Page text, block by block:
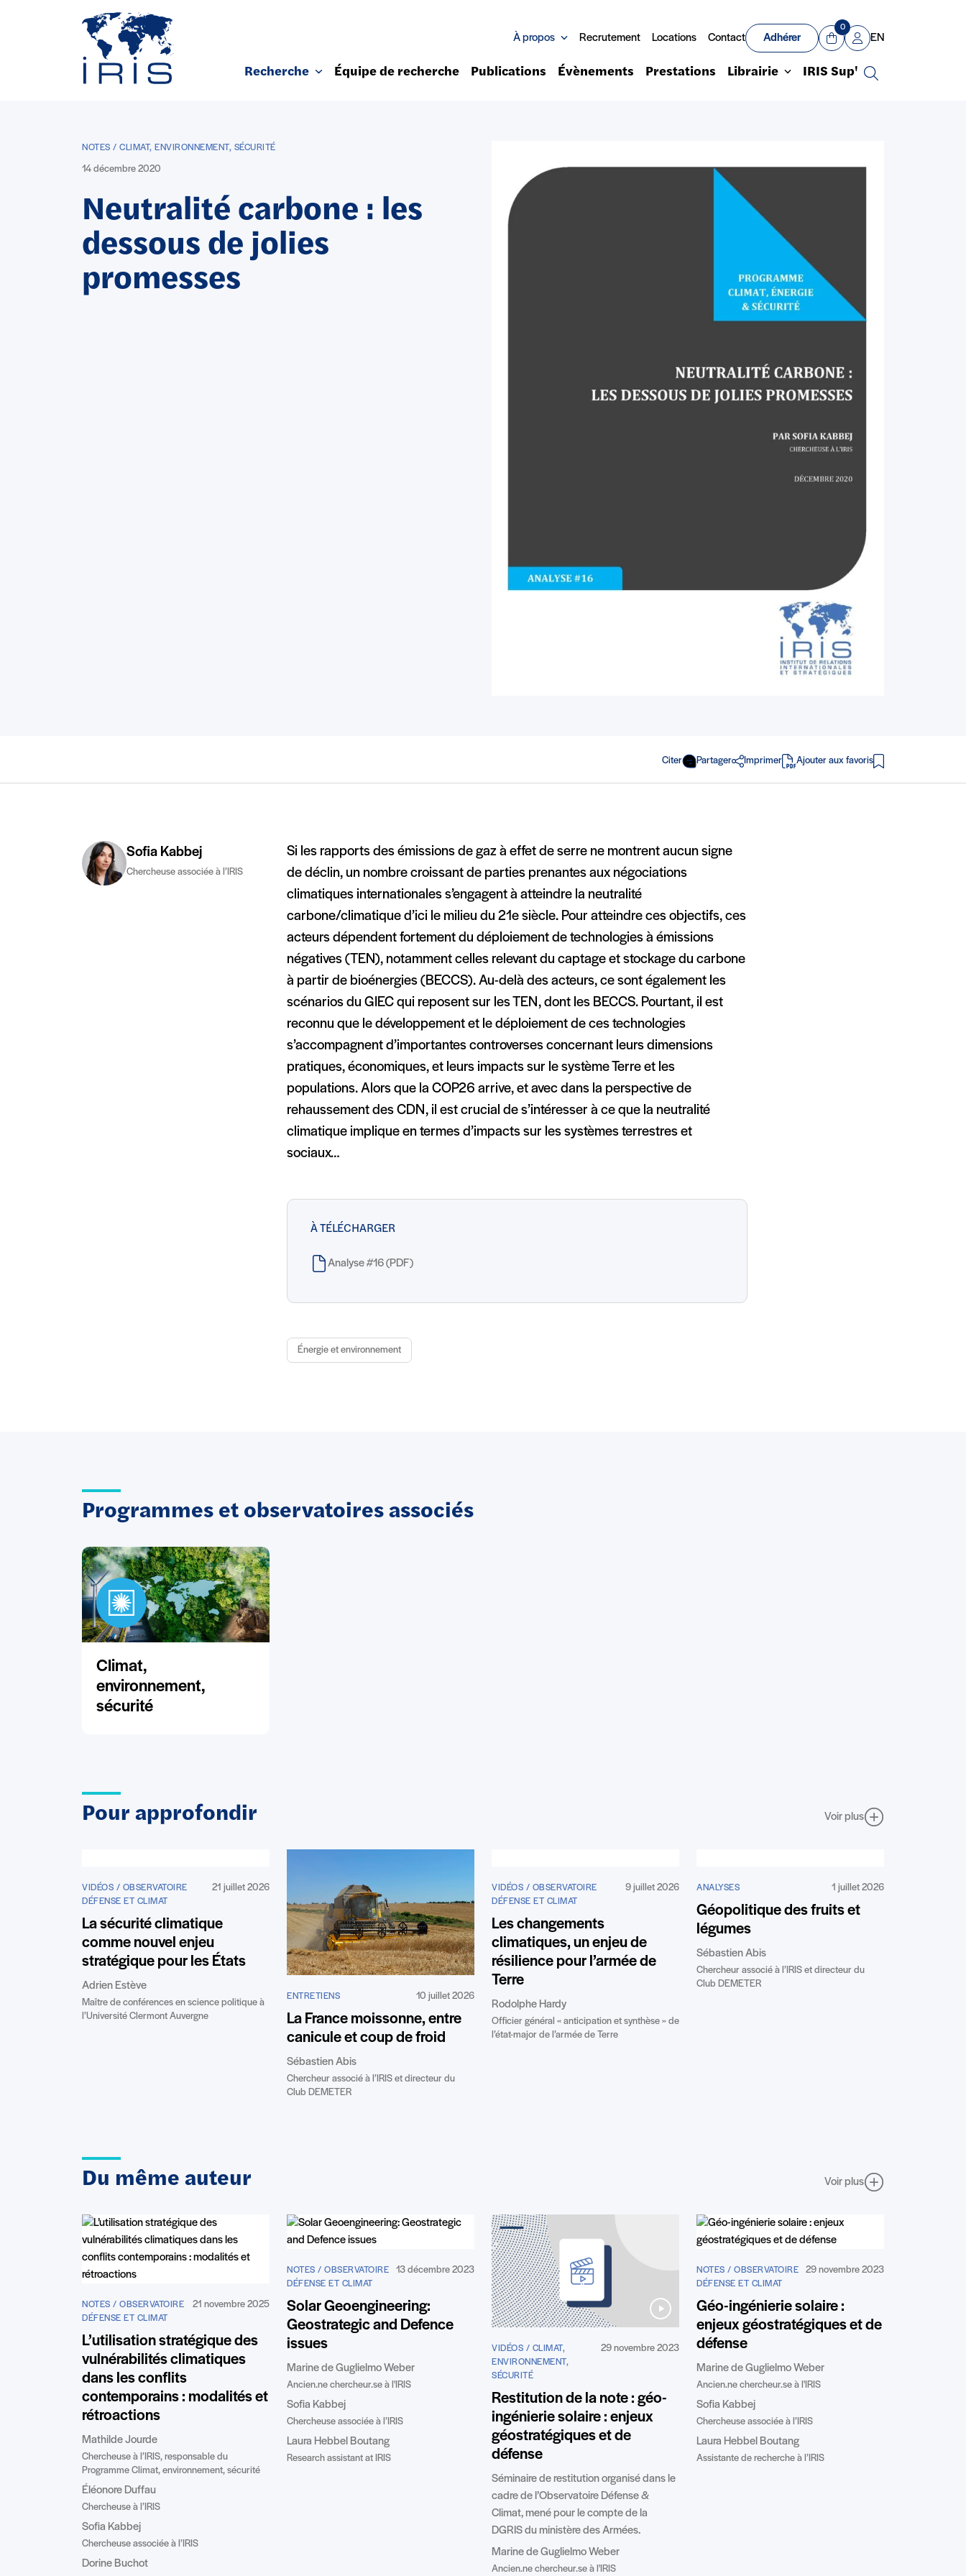
À propos Recrutement Locations Contact Adhérer
Panier
0
Mon compte
EN
Recherche Équipe de recherche Publications Évènements Prestations Librairie IRIS Sup'
Recherche
NOTES / CLIMAT, ENVIRONNEMENT, SÉCURITÉ
14 décembre 2020
Neutralité carbone : les
dessous de jolies
promesses
Citer Partager Imprimer
en PDF
Ajouter aux favoris
Sofia Kabbej
Chercheuse associée à l’IRIS
Si les rapports des émissions de gaz à effet de serre ne montrent aucun signe
de déclin, un nombre croissant de parties prenantes aux négociations
climatiques internationales s’engagent à atteindre la neutralité
carbone/climatique d’ici le milieu du 21e siècle. Pour atteindre ces objectifs, ces
acteurs dépendent fortement du déploiement de technologies à émissions
négatives (TEN), notamment celles relevant du captage et stockage du carbone
à partir de bioénergies (BECCS). Au-delà des acteurs, ce sont également les
scénarios du GIEC qui reposent sur les TEN, dont les BECCS. Pourtant, il est
reconnu que le développement et le déploiement de ces technologies
s’accompagnent d’importantes controverses concernant leurs dimensions
pratiques, économiques, et leurs impacts sur le système Terre et les
populations. Alors que la COP26 arrive, et avec dans la perspective de
rehaussement des CDN, il est crucial de s’intéresser à ce que la neutralité
climatique implique en termes d’impacts sur les systèmes terrestres et
sociaux…
À TÉLÉCHARGER
Analyse #16 (PDF)
Énergie et environnement
Programmes et observatoires associés
Climat,
environnement,
sécurité
Pour approfondir Voir plus
VIDÉOS / OBSERVATOIRE
DÉFENSE ET CLIMAT
21 juillet 2026
La sécurité climatique
comme nouvel enjeu
stratégique pour les États
Adrien Estève
Maître de conférences en science politique à
l’Université Clermont Auvergne
ENTRETIENS 10 juillet 2026
La France moissonne, entre
canicule et coup de froid
Sébastien Abis
Chercheur associé à l’IRIS et directeur du
Club DEMETER
VIDÉOS / OBSERVATOIRE
DÉFENSE ET CLIMAT
9 juillet 2026
Les changements
climatiques, un enjeu de
résilience pour l’armée de
Terre
Rodolphe Hardy
Officier général « anticipation et synthèse » de
l’état-major de l’armée de Terre
ANALYSES 1 juillet 2026
Géopolitique des fruits et
légumes
Sébastien Abis
Chercheur associé à l’IRIS et directeur du
Club DEMETER
Du même auteur Voir plus
NOTES / OBSERVATOIRE
DÉFENSE ET CLIMAT
21 novembre 2025
L’utilisation stratégique des
vulnérabilités climatiques
dans les conflits
contemporains : modalités et
rétroactions
Mathilde Jourde
Chercheuse à l’IRIS, responsable du
Programme Climat, environnement, sécurité
Éléonore Duffau
Chercheuse à l’IRIS
Sofia Kabbej
Chercheuse associée à l’IRIS
Dorine Buchot
NOTES / OBSERVATOIRE
DÉFENSE ET CLIMAT
13 décembre 2023
Solar Geoengineering:
Geostrategic and Defence
issues
Marine de Guglielmo Weber
Ancien.ne chercheur.se à l'IRIS
Sofia Kabbej
Chercheuse associée à l’IRIS
Laura Hebbel Boutang
Research assistant at IRIS
VIDÉOS / CLIMAT,
ENVIRONNEMENT,
SÉCURITÉ
29 novembre 2023
Restitution de la note : géo-
ingénierie solaire : enjeux
géostratégiques et de
défense
Séminaire de restitution organisé dans le
cadre de l’Observatoire Défense &
Climat, mené pour le compte de la
DGRIS du ministère des Armées.
Marine de Guglielmo Weber
Ancien.ne chercheur.se à l'IRIS
NOTES / OBSERVATOIRE
DÉFENSE ET CLIMAT
29 novembre 2023
Géo-ingénierie solaire :
enjeux géostratégiques et de
défense
Marine de Guglielmo Weber
Ancien.ne chercheur.se à l'IRIS
Sofia Kabbej
Chercheuse associée à l’IRIS
Laura Hebbel Boutang
Assistante de recherche à l’IRIS